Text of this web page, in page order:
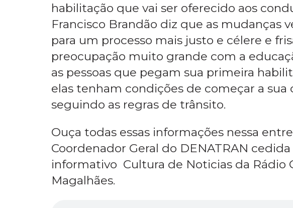
habilitação que vai ser oferecido aos
Francisco Brandão diz que as mudanças
para um processo mais justo e célere e
preocupação muito grande com a
as pessoas que pegam sua primeira
elas tenham condições de começar a
seguindo as regras de trânsito.
Ouça todas essas informações nessa
Coordenador Geral do DENATRAN
informativo Cultura de Noticias da Rádio
Magalhães.